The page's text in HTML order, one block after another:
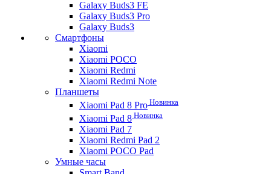
Galaxy Buds3 FE
Galaxy Buds3 Pro
Galaxy Buds3
Смартфоны
Xiaomi
Xiaomi POCO
Xiaomi Redmi
Xiaomi Redmi Note
Планшеты
Xiaomi Pad 8 Pro Новинка
Xiaomi Pad 8 Новинка
Xiaomi Pad 7
Xiaomi Redmi Pad 2
Xiaomi POCO Pad
Умные часы